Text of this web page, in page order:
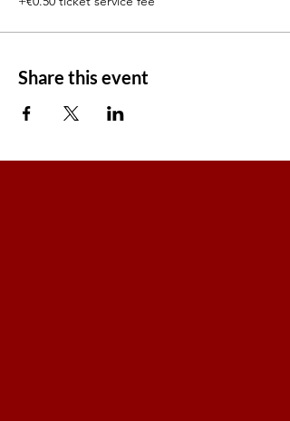
Share this event